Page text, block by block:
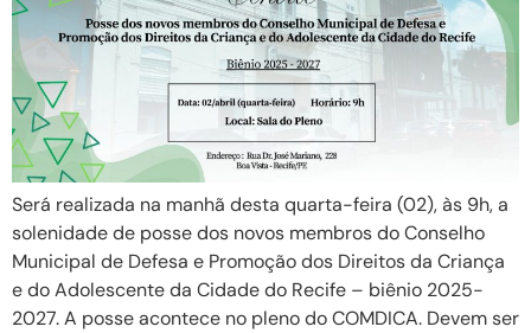
Será realizada na manhã desta quarta-feira (02), às 9h, a
solenidade de posse dos novos membros do Conselho
Municipal de Defesa e Promoção dos Direitos da Criança
e do Adolescente da Cidade do Recife – biênio 2025-
2027. A posse acontece no pleno do COMDICA. Devem ser